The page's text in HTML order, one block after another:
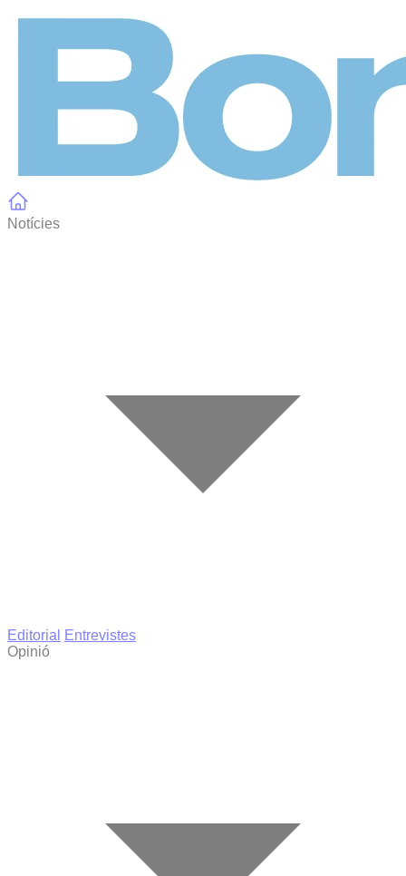
Notícies
Editorial
Entrevistes
Opinió